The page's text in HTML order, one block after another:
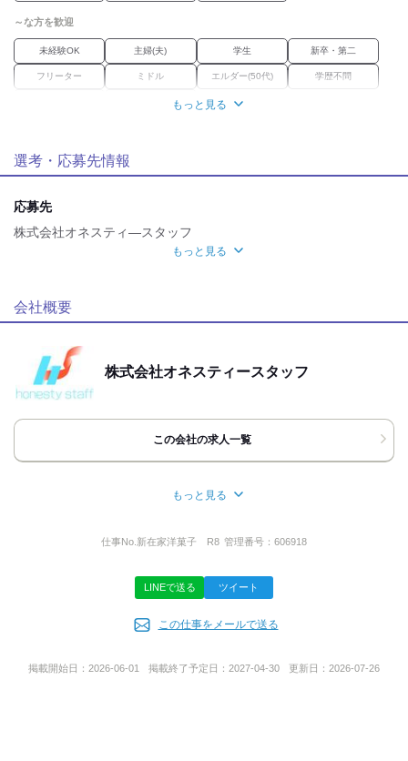
～な方を歓迎
未経験OK 主婦(夫) 学生 新卒・第二
フリーター ミドル エルダー(50代) 学歴不問
オープニング
交通費有
応募時のメリット
履歴書不要
もっと見る
選考・応募先情報
応募先
株式会社オネスティ―スタッフ
[最寄駅]
兵庫県 西宮市⁄鳴尾・武庫川女子大前駅 (徒歩 3分)
[住所]
兵庫県西宮市鳴尾町3丁目１番18号
応募方法
最後までご覧いただきまして
■電話にてご応募の方■
その際には「バイトルを見て応募しました！」と
お伝えいただくとスムーズです。
◆カンタンWEB応募24h受付中！
折り返し、採用担当者よりご連絡いたします。
もっと見る
会社概要
株式会社オネスティースタッフ
この会社の求人一覧
大阪府大阪市西区靭本町１丁目７番１７号ラシーヌ四ツ橋9F
もっと見る
仕事No. 新在家洋菓子 R8 管理番号： 606918
LINEで送る ツイート
この仕事をメールで送る
掲載開始日： 2026-06-01 掲載終了予定日： 2027-04-30 更新日： 2026-07-26